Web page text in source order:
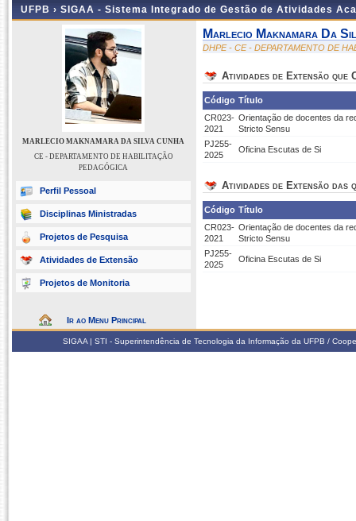
UFPB › SIGAA - Sistema Integrado de Gestão de Atividades
MARLECIO MAKNAMARA DA SILVA CUNHA
CE - DEPARTAMENTO DE HABILITAÇÃO
PEDAGÓGICA
Perfil Pessoal
Disciplinas Ministradas
Projetos de Pesquisa
Atividades de Extensão
Projetos de Monitoria
Ir ao Menu Principal
Marlecio Maknamara Da
DHPE - CE - DEPARTAMENTO DE
Atividades de Extensão que
Código Título
CR023-
2021
Orientação de docentes da
Stricto Sensu
PJ255-
2025
Oficina Escutas de Si
Atividades de Extensão das
Código Título
CR023-
2021
Orientação de docentes da
Stricto Sensu
PJ255-
2025
Oficina Escutas de Si
SIGAA | STI - Superintendência de Tecnologia da Informação da UFPB /